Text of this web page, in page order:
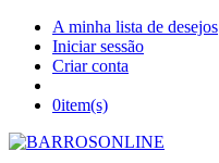
A minha lista de desejos
Iniciar sessão
Criar conta
0item(s)